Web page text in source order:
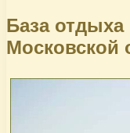
База
Московской